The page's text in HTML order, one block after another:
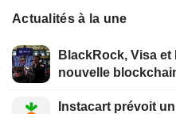
Actualités à la une
BlackRock, Visa
nouvelle
Instacart prévoit